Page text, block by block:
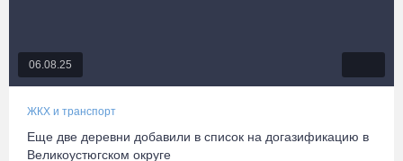
06.08.25
ЖКХ и транспорт
Еще две деревни добавили в список на догазификацию в
Великоустюгском округе